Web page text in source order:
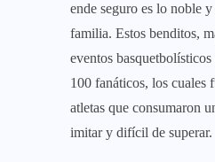
ende seguro es lo noble
familia. Estos benditos,
eventos
100 fanáticos, los cuales
atletas que consumaron
imitar y difícil de superar.